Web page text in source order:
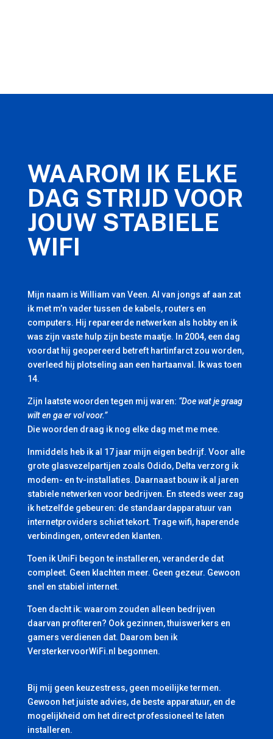
WAAROM IK ELKE
DAG STRIJD VOOR
JOUW STABIELE
WIFI
Mijn naam is William van Veen. Al van jongs af aan zat
ik met m’n vader tussen de kabels, routers en
computers. Hij repareerde netwerken als hobby en ik
was zijn vaste hulp zijn beste maatje. In 2004, een dag
voordat hij geopereerd betreft hartinfarct zou worden,
overleed hij plotseling aan een hartaanval. Ik was toen
14.
Zijn laatste woorden tegen mij waren: “Doe wat je graag
wilt en ga er vol voor.”
Die woorden draag ik nog elke dag met me mee.
Inmiddels heb ik al 17 jaar mijn eigen bedrijf. Voor alle
grote glasvezelpartijen zoals Odido, Delta verzorg ik
modem- en tv-installaties. Daarnaast bouw ik al jaren
stabiele netwerken voor bedrijven. En steeds weer zag
ik hetzelfde gebeuren: de standaardapparatuur van
internetproviders schiet tekort. Trage wifi, haperende
verbindingen, ontevreden klanten.
Toen ik UniFi begon te installeren, veranderde dat
compleet. Geen klachten meer. Geen gezeur. Gewoon
snel en stabiel internet.
Toen dacht ik: waarom zouden alleen bedrijven
daarvan profiteren? Ook gezinnen, thuiswerkers en
gamers verdienen dat. Daarom ben ik
VersterkervoorWiFi.nl begonnen.
Bij mij geen keuzestress, geen moeilijke termen.
Gewoon het juiste advies, de beste apparatuur, en de
mogelijkheid om het direct professioneel te laten
installeren.